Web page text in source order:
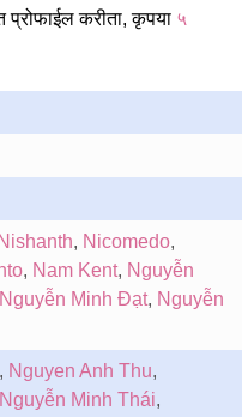
करीता, कृपया ५
Nishanth, Nicomedo,
, Nam Kent, Nguyễn
Nguyễn Minh Đạt, Nguyễn
, Nguyen Anh Thu,
Nguyễn Minh Thái,